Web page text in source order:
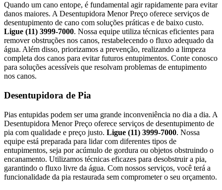
Quando um cano entope, é fundamental agir rapidamente para evitar
danos maiores. A Desentupidora Menor Preço oferece serviços de
desentupimento de cano com soluções práticas e de baixo custo.
Ligue (11) 3999-7000. Nossa equipe utiliza técnicas eficientes para
remover obstruções nos canos, restabelecendo o fluxo adequado da
água. Além disso, priorizamos a prevenção, realizando a limpeza
completa dos canos para evitar futuros entupimentos. Conte conosco
para soluções acessíveis que resolvam problemas de entupimento
nos canos.
Desentupidora de Pia
Pias entupidas podem ser uma grande inconveniência no dia a dia. A
Desentupidora Menor Preço oferece serviços de desentupimento de
pia com qualidade e preço justo. Ligue (11) 3999-7000. Nossa
equipe está preparada para lidar com diferentes tipos de
entupimentos, seja por acúmulo de gordura ou objetos obstruindo o
encanamento. Utilizamos técnicas eficazes para desobstruir a pia,
garantindo o fluxo livre da água. Com nossos serviços, você terá a
funcionalidade da pia restaurada sem comprometer o seu orçamento.